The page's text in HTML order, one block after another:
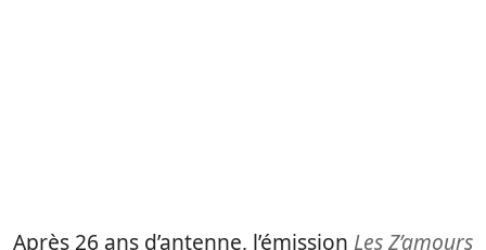
Après 26 ans d’antenne, l’émission Les Z’amours